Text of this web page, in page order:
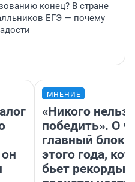
конец? В стране
ЕГЭ — почему
МНЕНИЕ
«Никого нельзя
победить». О
главный
этого года,
бьет рекорды в